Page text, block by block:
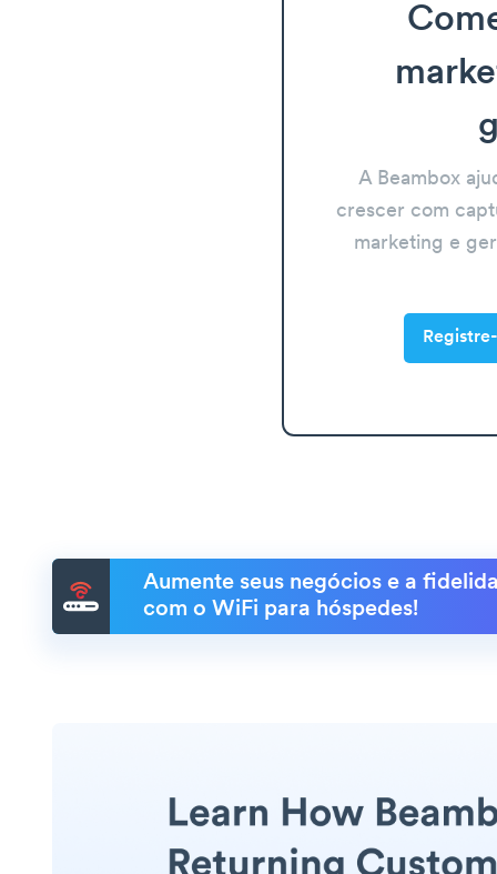
A Beambox
crescer com
marketing e
Aumente seus negócios e a
com o WiFi para hóspedes!